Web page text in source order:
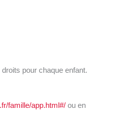
pour chaque enfant.
famille/app.html#/ ou en